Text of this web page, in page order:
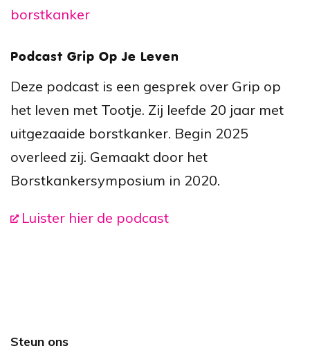
borstkanker
Podcast Grip Op Je Leven
Deze podcast is een gesprek over Grip op
het leven met Tootje. Zij leefde 20 jaar met
uitgezaaide borstkanker. Begin 2025
overleed zij. Gemaakt door het
Borstkankersymposium in 2020.
Luister hier de podcast
Footer
Steun ons